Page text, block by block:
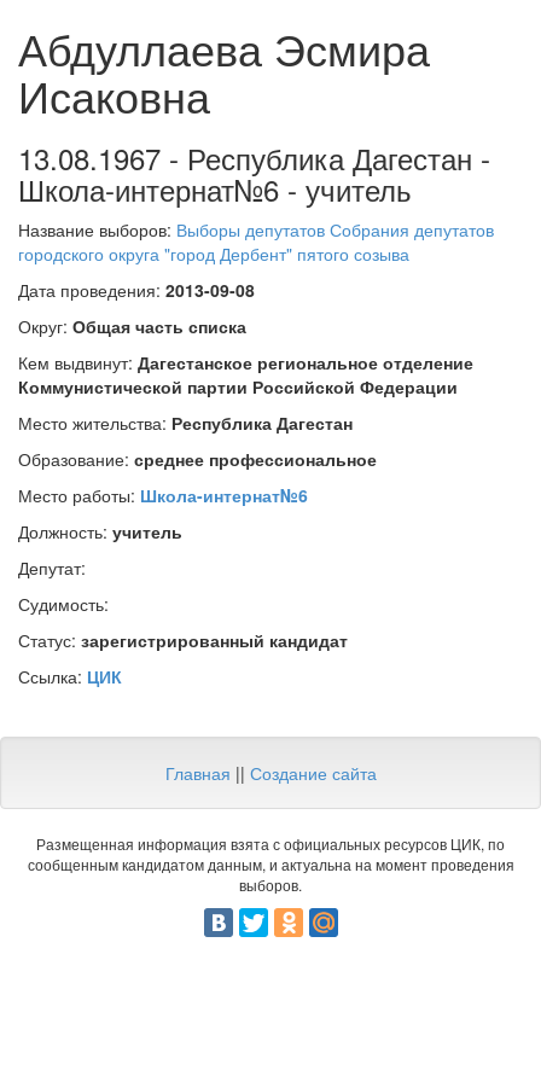
Абдуллаева Эсмира
Исаковна
13.08.1967 - Республика Дагестан -
Школа-интернат№6 - учитель
Название выборов: Выборы депутатов Собрания депутатов
городского округа "город Дербент" пятого созыва
Дата проведения: 2013-09-08
Округ: Общая часть списка
Кем выдвинут: Дагестанское региональное отделение
Коммунистической партии Российской Федерации
Место жительства: Республика Дагестан
Образование: среднее профессиональное
Место работы: Школа-интернат№6
Должность: учитель
Депутат:
Судимость:
Статус: зарегистрированный кандидат
Ссылка: ЦИК
Главная || Создание сайта
Размещенная информация взята с официальных ресурсов ЦИК, по
сообщенным кандидатом данным, и актуальна на момент проведения
выборов.